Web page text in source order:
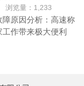
览量：1,233
原因分析：高速称
作带来极大便利